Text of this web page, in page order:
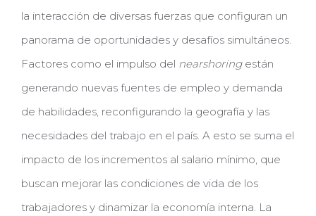
la interacción de diversas fuerzas que configuran un
panorama de oportunidades y desafíos simultáneos.
Factores como el impulso del nearshoringestán
generando nuevas fuentes de empleo y demanda
de habilidades, reconfigurando la geografía y las
necesidades del trabajo en el país. A esto se suma el
impacto de los incrementos al salario mínimo, que
buscan mejorar las condiciones de vida de los
trabajadores y dinamizar la economía interna. La